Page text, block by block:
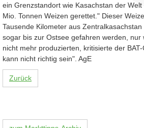
ein Grenzstandort wie Kasachstan der
Mio. Tonnen Weizen gerettet." Dieser
Tausende Kilometer aus
sogar bis zur Ostsee gefahren werden, nur
nicht mehr produzierten, kritisierte der
kann nicht richtig sein". AgE
Zurück